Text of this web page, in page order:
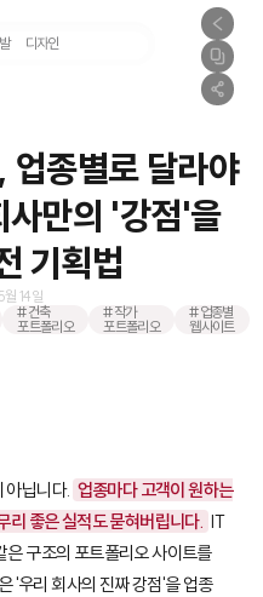
디자인
업종별로 달라야
사만의 '강점'을
기획법
14일
#건축
포트폴리오
#작가
포트폴리오
#업종별
웹사이트
아닙니다. 업종마다 고객이 원하는
리 좋은 실적도 묻혀버립니다. IT
구조의 포트폴리오 사이트를
'우리 회사의 진짜 강점'을 업종